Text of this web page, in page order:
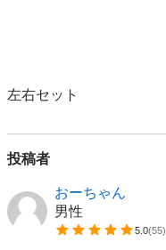
左右セット
投稿者
おーちゃん
男性
5.0(55)